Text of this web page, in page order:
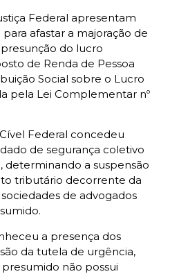
Federal apresentam
afastar a majoração de
do lucro
de Renda de Pessoa
Social sobre o Lucro
pela Lei Complementar nº
Cível Federal concedeu
de segurança coletivo
determinando a suspensão
tributário decorrente da
de advogados
a presença dos
da tutela de urgência,
não possui